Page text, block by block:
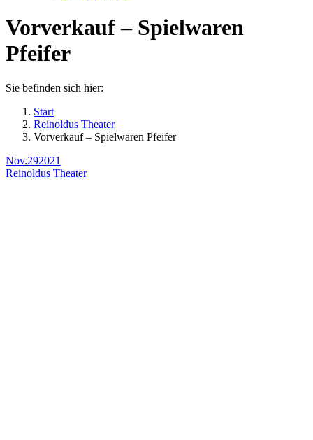
Vorverkauf – Spielwaren
Pfeifer
Sie befinden sich hier:
Start
Reinoldus Theater
Vorverkauf – Spielwaren Pfeifer
Nov.292021
Reinoldus Theater